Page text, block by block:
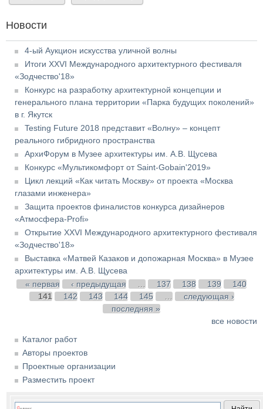
Новости
4-ый Аукцион искусства уличной волны
Итоги XXVI Международного архитектурного фестиваля
«Зодчество'18»
Конкурс на разработку архитектурной концепции и
генерального плана территории «Парка будущих поколений»
в г. Якутск
Testing Future 2018 представит «Волну» – концепт
реального гибридного пространства
АрхиФорум в Музее архитектуры им. А.В. Щусева
Конкурс «Мультикомфорт от Saint-Gobain'2019»
Цикл лекций «Как читать Москву» от проекта «Москва
глазами инженера»
Защита проектов финалистов конкурса дизайнеров
«Атмосфера-Profi»
Открытие XXVI Международного архитектурного фестиваля
«Зодчество'18»
Выставка «Матвей Казаков и допожарная Москва» в Музее
архитектуры им. А.В. Щусева
Страницы
« первая ‹ предыдущая … 137 138 139
140
141
142 143 144 145 …
следующая ›
последняя »
все новости
Каталог работ
Авторы проектов
Проектные организации
Разместить проект